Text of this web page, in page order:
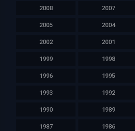
2008 2007
2005 2004
2002 2001
1999 1998
1996 1995
1993 1992
1990 1989
1987 1986